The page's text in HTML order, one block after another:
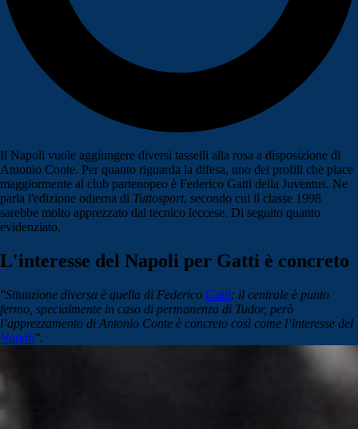
Il Napoli vuole aggiungere diversi tasselli alla rosa a disposizione di
Antonio Conte. Per quanto riguarda la difesa, uno dei profili che piace
maggiormente al club partenopeo è Federico Gatti della Juventus. Ne
parla l'edizione odierna di Tuttosport, secondo cui il classe 1998
sarebbe molto apprezzato dal tecnico leccese. Di seguito quanto
evidenziato.
L'interesse del Napoli per Gatti è concreto
"Situazione diversa è quella di Federico Gatti: il centrale è punto
fermo, specialmente in caso di permanenza di Tudor, però
l’apprezzamento di Antonio Conte è concreto così come l’interesse del
Napoli".